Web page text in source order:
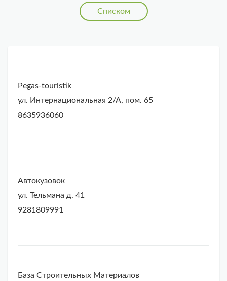
Списком
Pegas-touristik
ул. Интернациональная 2/А, пом. 65
8635936060
Автокузовок
ул. Тельмана д. 41
9281809991
База Строительных Материалов